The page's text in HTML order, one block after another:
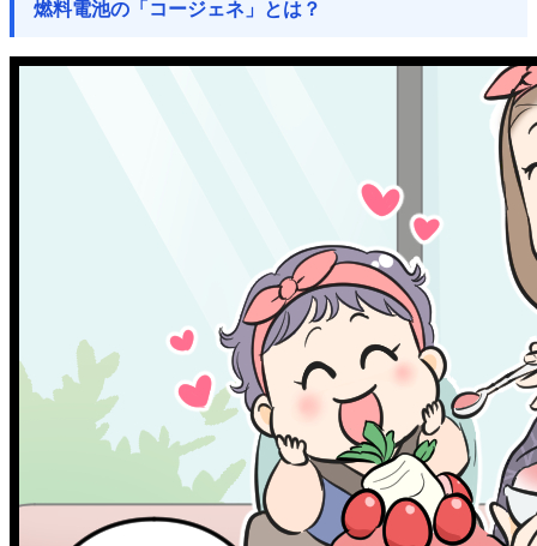
燃料電池の「コージェネ」とは？